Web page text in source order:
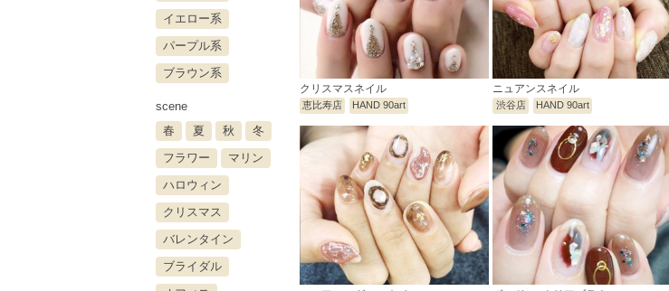
クリスマスネイル
恵比寿店 HAND 90art
ニュアンスネイル
渋谷店 HAND 90art
イエロー系
パープル系
ブラウン系
scene
春
夏 秋
冬
フラワー
マリン
ハロウィン
クリスマス
バレンタイン
ブライダル